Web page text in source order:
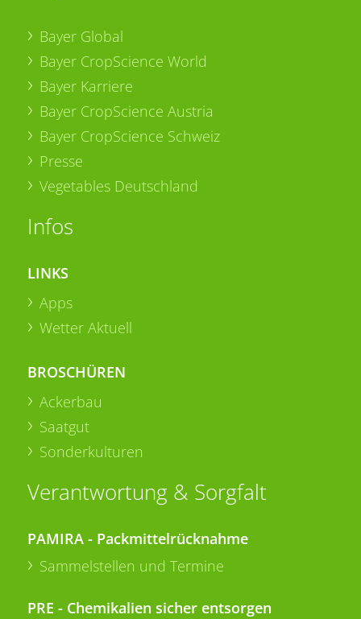
Bayer Global
Bayer CropScience World
Bayer Karriere
Bayer CropScience Austria
Bayer CropScience Schweiz
Presse
Vegetables Deutschland
Infos
LINKS
Apps
Wetter Aktuell
BROSCHÜREN
Ackerbau
Saatgut
Sonderkulturen
Verantwortung & Sorgfalt
PAMIRA - Packmittelrücknahme
Sammelstellen und Termine
PRE - Chemikalien sicher entsorgen